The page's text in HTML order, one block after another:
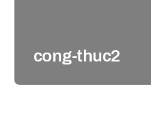
cong-thuc2